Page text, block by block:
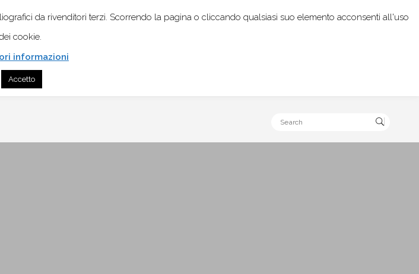
PER COPPIA
da rivenditori terzi. Scorrendo la pagina o cliccando qualsiasi suo elemento acconsenti all'uso
cookie.
informazioni
Accetto